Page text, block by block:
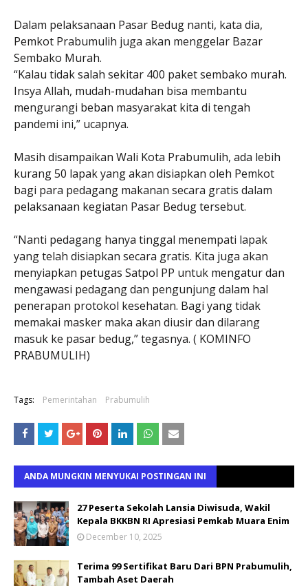
Dalam pelaksanaan Pasar Bedug nanti, kata dia,
Pemkot Prabumulih juga akan menggelar Bazar
Sembako Murah.
“Kalau tidak salah sekitar 400 paket sembako murah.
Insya Allah, mudah-mudahan bisa membantu
mengurangi beban masyarakat kita di tengah
pandemi ini,” ucapnya.
Masih disampaikan Wali Kota Prabumulih, ada lebih
kurang 50 lapak yang akan disiapkan oleh Pemkot
bagi para pedagang makanan secara gratis dalam
pelaksanaan kegiatan Pasar Bedug tersebut.
“Nanti pedagang hanya tinggal menempati lapak
yang telah disiapkan secara gratis. Kita juga akan
menyiapkan petugas Satpol PP untuk mengatur dan
mengawasi pedagang dan pengunjung dalam hal
penerapan protokol kesehatan. Bagi yang tidak
memakai masker maka akan diusir dan dilarang
masuk ke pasar bedug,” tegasnya. ( KOMINFO
PRABUMULIH)
Tags: Pemerintahan Prabumulih
ANDA MUNGKIN MENYUKAI POSTINGAN INI
27 Peserta Sekolah Lansia Diwisuda, Wakil
Kepala BKKBN RI Apresiasi Pemkab Muara Enim
December 10, 2025
Terima 99 Sertifikat Baru Dari BPN Prabumulih,
Tambah Aset Daerah